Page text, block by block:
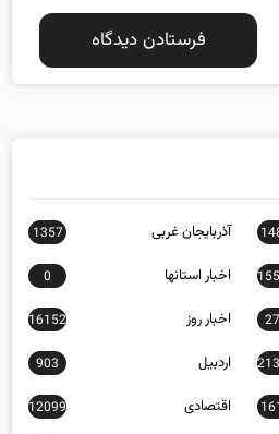
اخبار استانها 0
اخبار روز 16152
اردبیل 903
اقتصادی 12099
ایلام 584